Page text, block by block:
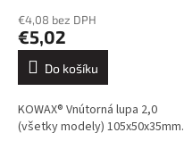
€4,08 bez DPH
€5,02
Do košíku
KOWAX® Vnútorná lupa 2,0
(všetky modely) 105x50x35mm.